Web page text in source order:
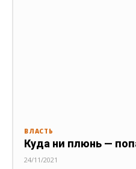
ВЛАСТЬ
Куда ни плюнь —
24/11/2021